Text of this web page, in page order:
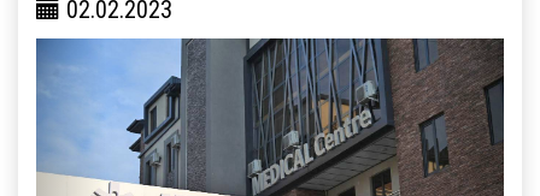
02.02.2023